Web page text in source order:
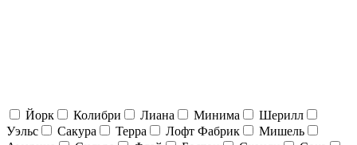
Йорк Колибри Лиана Минима
Шерилл
Уэльс
Сакура Терра Лофт Фабрик
Мишель